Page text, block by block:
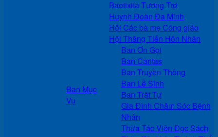
Baotixita Tương Trợ
Huynh Đoàn Đa Minh
Hội Các bà mẹ Công giáo
Hội Thăng Tiến Hôn Nhân
Ban Mục
Vụ
Ban Ơn Gọi
Ban Caritas
Ban Truyền Thông
Ban Lễ Sinh
Ban Trật Tự
Gia Đình Chăm Sóc Bệnh
Nhân
Thừa Tác Viên Đọc Sách